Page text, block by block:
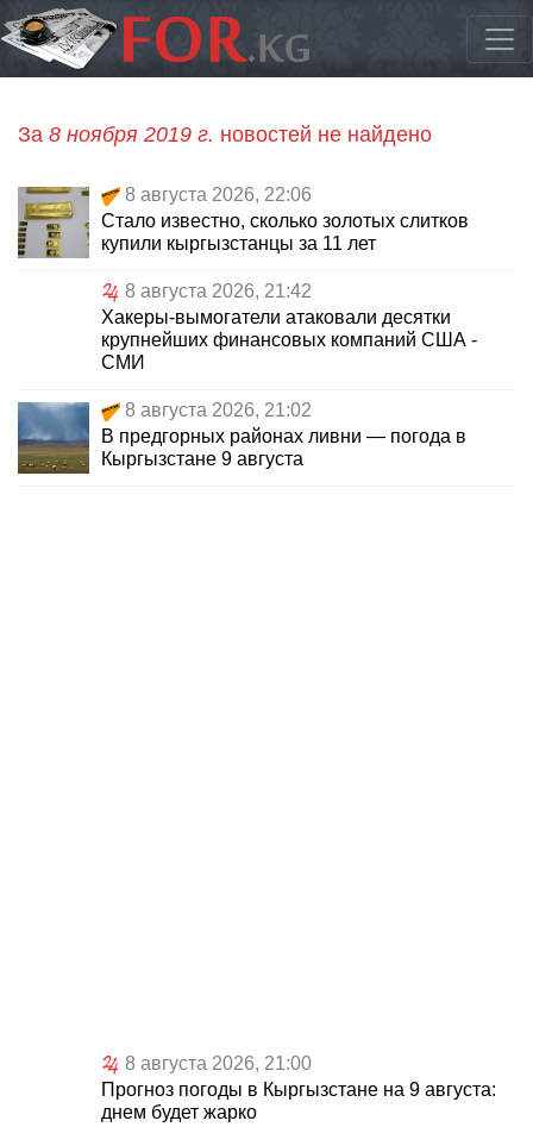
За 8 ноября 2019 г. новостей не найдено
8 августа 2026, 22:06
Стало известно, сколько золотых слитков
купили кыргызстанцы за 11 лет
8 августа 2026, 21:42
Хакеры-вымогатели атаковали десятки
крупнейших финансовых компаний США -
СМИ
8 августа 2026, 21:02
В предгорных районах ливни — погода в
Кыргызстане 9 августа
8 августа 2026, 21:00
Прогноз погоды в Кыргызстане на 9 августа:
днем будет жарко